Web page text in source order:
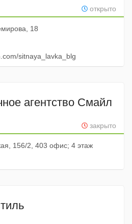
открыто
18
sitnaya_lavka_blg
агентство Смайл
закрыто
156/2, 403 офис; 4 этаж